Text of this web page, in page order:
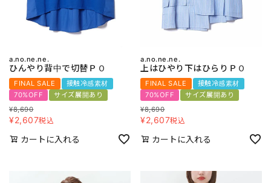
a.no.ne.ne.
ひんやり背中で切替ＰＯ
FINAL SALE
接触冷感素材
70%OFF
サイズ展開あり
¥8,690
¥2,607税込
カートに入れる
a.no.ne.ne.
上はひやり下はひらりＰＯ
FINAL SALE
接触冷感素材
70%OFF
サイズ展開あり
¥8,690
¥2,607税込
カートに入れる